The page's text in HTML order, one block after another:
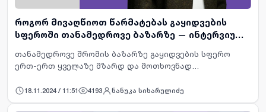
როგორ მივაღწიოთ წარმატებას გაყიდვების
სფეროში თანამედროვე ბაზარზე — ინტერვიუ
თანამედროვე შრომის ბაზარზე გაყიდვების სფერო
ერთ-ერთ ყველაზე მზარდ და მოთხოვნად
რაოდენობაზეც აისახება, რაც ამ სფეროში დასაქმების
შესაძლებლობების გაფართოებაზე…
18.11.2024 / 11:51 4193 ნანუკა სიხარულიძე